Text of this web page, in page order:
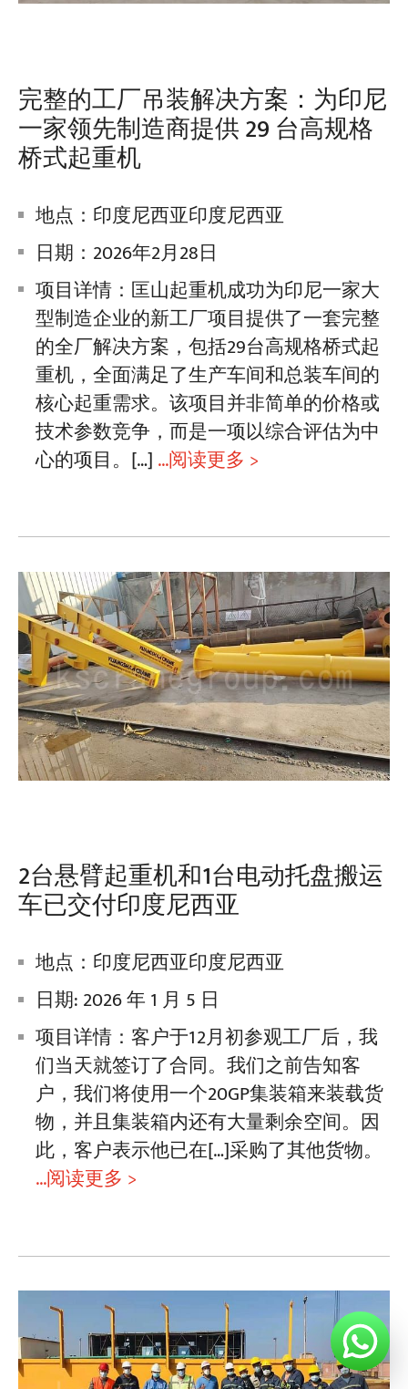
完整的工厂吊装解决方案：为印尼
一家领先制造商提供 29 台高规格
桥式起重机
地点：印度尼西亚印度尼西亚
日期：2026年2月28日
项目详情：匡山起重机成功为印尼一家大
型制造企业的新工厂项目提供了一套完整
的全厂解决方案，包括29台高规格桥式起
重机，全面满足了生产车间和总装车间的
核心起重需求。该项目并非简单的价格或
技术参数竞争，而是一项以综合评估为中
心的项目。[…] ...阅读更多 >
2台悬臂起重机和1台电动托盘搬运
车已交付印度尼西亚
地点：印度尼西亚印度尼西亚
日期: 2026 年 1 月 5 日
项目详情：客户于12月初参观工厂后，我
们当天就签订了合同。我们之前告知客
户，我们将使用一个20GP集装箱来装载货
物，并且集装箱内还有大量剩余空间。因
此，客户表示他已在[…]采购了其他货物。
...阅读更多 >